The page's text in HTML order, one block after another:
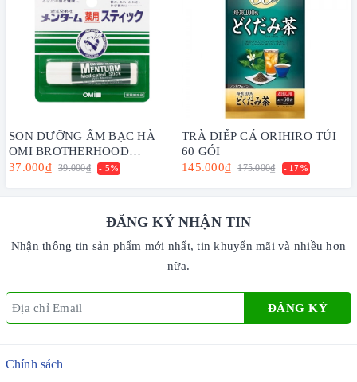
SON DƯỠNG ẨM BẠC HÀ
OMI BROTHERHOOD
MENTURM DÀNH CHO MÔI
37.000₫ 39.000₫ - 5%
TRÀ DIẾP CÁ ORIHIRO TÚI
60 GÓI
145.000₫ 175.000₫ - 17%
ĐĂNG KÝ NHẬN TIN
Nhận thông tin sản phẩm mới nhất, tin khuyến mãi và nhiều hơn
nữa.
ĐĂNG KÝ
Chính sách